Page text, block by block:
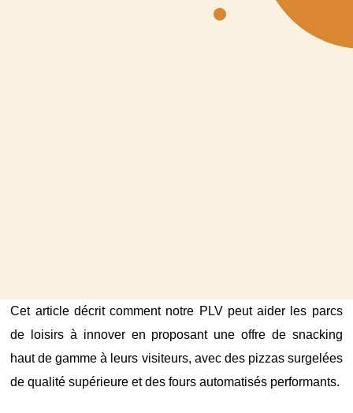
Cet article décrit comment notre PLV peut aider les parcs
de loisirs à innover en proposant une offre de snacking
haut de gamme à leurs visiteurs, avec des pizzas surgelées
de qualité supérieure et des fours automatisés performants.